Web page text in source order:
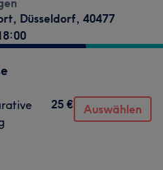
, Düsseldorf, 40477
25 € Auswählen